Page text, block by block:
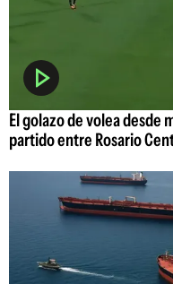
El golazo de volea desde
partido entre Rosario